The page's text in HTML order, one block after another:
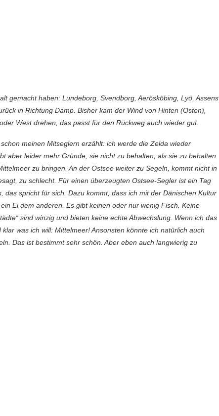
gemacht haben: Lundeborg, Svendborg, Aerösköbing, Lyö, Assens
in Richtung Damp. Bisher kam der Wind von Hinten (Osten),
West drehen, das passt für den Rückweg auch wieder gut.
meinen Mitseglern erzählt: ich werde die Zelda wieder
aber leider mehr Gründe, sie nicht zu behalten, als sie zu behalten.
zu bringen. An der Ostsee weiter zu Segeln, kommt nicht in
zu schlecht. Für einen überzeugten Ostsee-Segler ist ein Tag
spricht für sich. Dazu kommt, dass ich mit der Dänischen Kultur
Ei dem anderen. Es gibt keinen oder nur wenig Fisch. Keine
sind winzig und bieten keine echte Abwechslung. Wenn ich das
was ich will: Mittelmeer! Ansonsten könnte ich natürlich auch
Das ist bestimmt sehr schön. Aber eben auch langwierig zu